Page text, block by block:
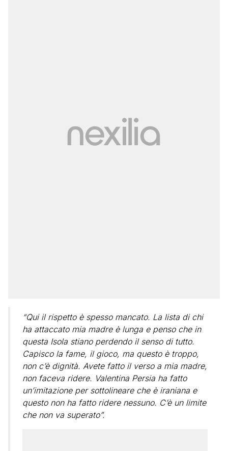
“Qui il rispetto è spesso mancato. La lista di chi
ha attaccato mia madre è lunga e penso che in
questa Isola stiano perdendo il senso di tutto.
Capisco la fame, il gioco, ma questo è troppo,
non c’è dignità. Avete fatto il verso a mia madre,
non faceva ridere. Valentina Persia ha fatto
un’imitazione per sottolineare che è iraniana e
questo non ha fatto ridere nessuno. C’è un limite
che non va superato”.